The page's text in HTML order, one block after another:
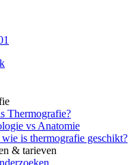
Thermografie?
vs Anatomie
is thermografie geschikt?
& tarieven